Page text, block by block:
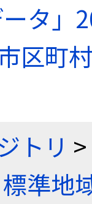
タ」
区町
トリ >
標準地